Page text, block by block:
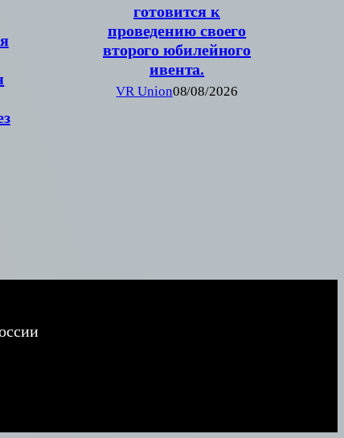
готовится к
проведению своего
второго юбилейного
ивента.
VR Union08/08/2026